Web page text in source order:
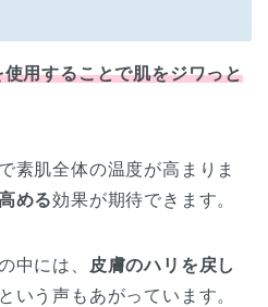
使用することで肌をジワっと
素肌全体の温度が高まりま
める効果が期待できます。
中には、 皮膚のハリを戻し
という声もあがっています。